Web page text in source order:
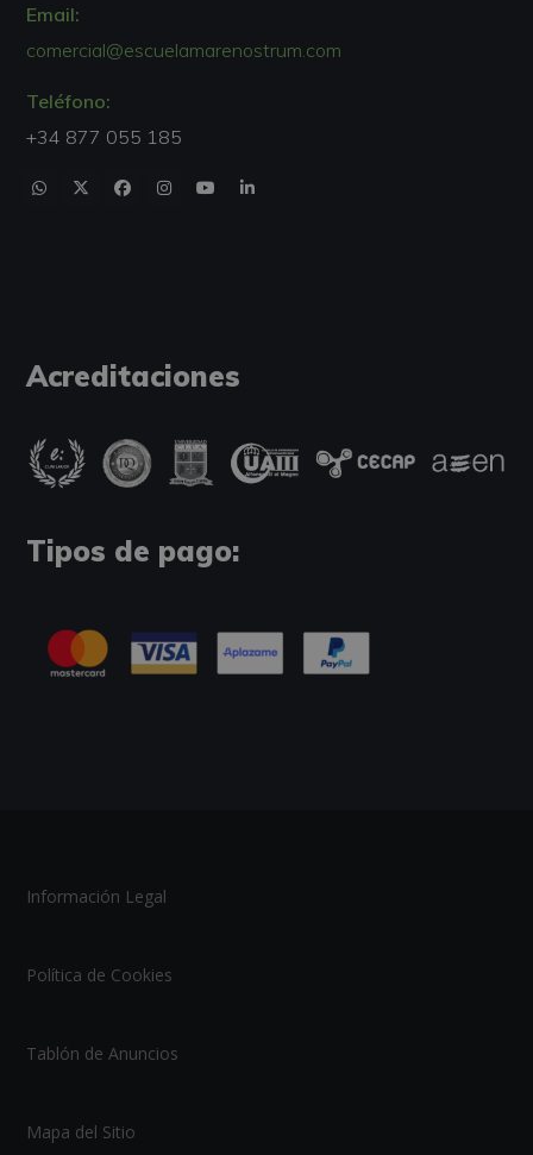
Email:
comercial@escuelamarenostrum.com
Teléfono:
+34 877 055 185
Acreditaciones
Tipos de pago:
Información Legal
Política de Cookies
Tablón de Anuncios
Mapa del Sitio